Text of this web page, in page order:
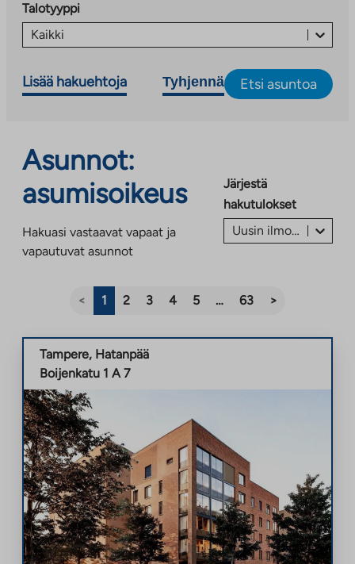
Talotyyppi
Kaikki
Lisää hakuehtoja Tyhjennä Etsi asuntoa
Asunnot:
asumisoikeus
Hakuasi vastaavat vapaat ja
vapautuvat asunnot
Järjestä
hakutulokset
Uusin ilmoitus ensin
< 1 2 3 4 5 … 63 >
Tampere, Hatanpää
Boijenkatu 1 A 7